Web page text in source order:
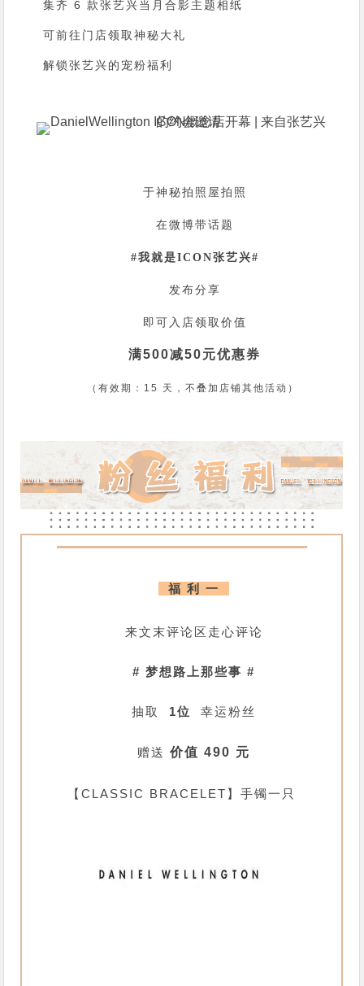
集齐 6 款张艺兴当月合影主题相纸
可前往门店领取神秘大礼
解锁张艺兴的宠粉福利
于神秘拍照屋拍照
在微博带话题
#我就是ICON张艺兴#
发布分享
即可入店领取价值
满500减50元优惠券
（有效期：15 天，不叠加店铺其他活动）
福 利 一
来文末评论区走心评论
# 梦想路上那些事 #
抽取 1位 幸运粉丝
赠送价值 490 元
【CLASSIC BRACELET】手镯一只